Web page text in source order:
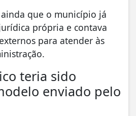
que o município já
própria e contava
para atender às
teria sido
enviado pelo